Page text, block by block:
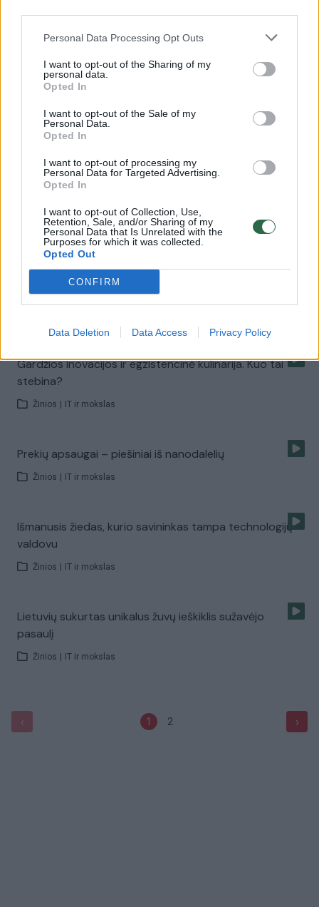
Personal Data Processing Opt Outs
I want to opt-out of the Sharing of my
personal data.
Opted In
I want to opt-out of the Sale of my
Personal Data.
Opted In
I want to opt-out of processing my
Personal Data for Targeted Advertising.
Opted In
I want to opt-out of Collection, Use,
Retention, Sale, and/or Sharing of my
Personal Data that Is Unrelated with the
Purposes for which it was collected.
Opted Out
CONFIRM
Data Deletion Data Access Privacy Policy
duoda efektą
Žinios | IT ir mokslas
Lietuvių inovacijos medicinoje, kuriančios džiaugsmą
sergantiems
Žinios | IT ir mokslas
Inovatyvus maistas ant kiekvieno stalo. Kuo jis
geresnis?
Gardžios inovacijos ir egzistencinė kulinarija. Kuo tai
stebina?
Žinios IT ir mokslas
Prekių apsaugai – piešiniai iš nanodalelių
Žinios IT ir mokslas
Išmanusis žiedas, kurio savininkas tampa technologijų
valdovu
Žinios IT ir mokslas
Lietuvių sukurtas unikalus žuvų ieškiklis sužavėjo
pasaulį
Žinios IT ir mokslas
‹ 1 2 ›